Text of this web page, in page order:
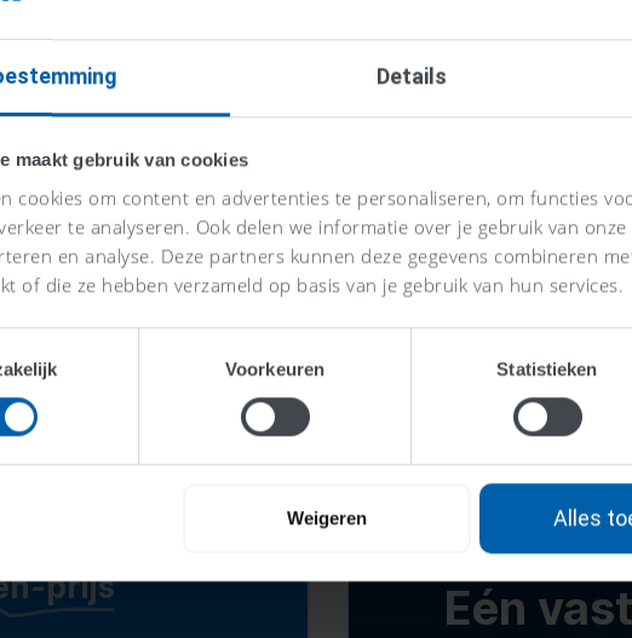
Details
maakt gebruik van cookies
cookies om content en advertenties te personaliseren, om functies
te analyseren. Ook delen we informatie over je gebruik van
en analyse. Deze partners kunnen deze gegevens combineren
of die ze hebben verzameld op basis van je gebruik van hun services.
Voorkeuren Statistieken
Weigeren Alles
je administratie. Zo kun je slim online
hun adviezen.
prijs
Eén